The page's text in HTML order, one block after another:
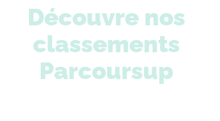
Découvre nos
classements
Parcoursup